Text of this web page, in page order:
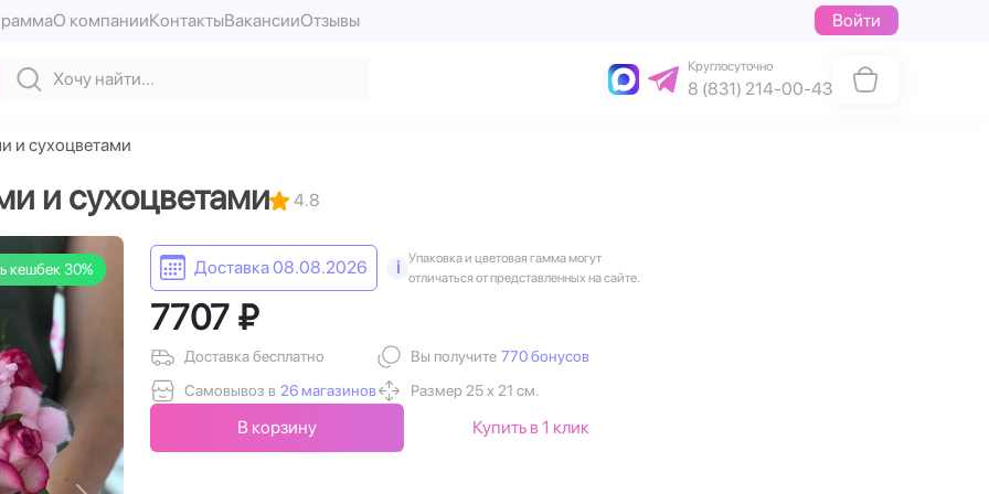
О компанииКонтактыВакансииОтзывы Войти
Круглосуточно
8 (831) 214-00-43
и сухоцветами
и сухоцветами 4.8
кешбек 30% Доставка 08.08.2026 i
Упаковка и цветовая гамма могут
отличаться от представленных на сайте.
7707 ₽
Доставка бесплатно
Самовывоз в 26 магазинов
Вы получите 770 бонусов
Размер 25 х 21 см.
В корзину Купить в 1 клик